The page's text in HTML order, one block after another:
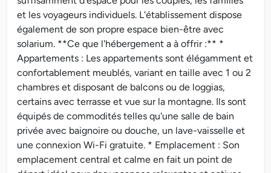
et les voyageurs individuels. L'établissement dispose
également de son propre espace bien-être avec
solarium. **Ce que l'hébergement a à offrir :** *
Appartements : Les appartements sont élégamment et
confortablement meublés, variant en taille avec 1 ou 2
chambres et disposant de balcons ou de loggias,
certains avec terrasse et vue sur la montagne. Ils sont
équipés de commodités telles qu'une salle de bain
privée avec baignoire ou douche, un lave-vaisselle et
une connexion Wi-Fi gratuite. * Emplacement : Son
emplacement central et calme en fait un point de